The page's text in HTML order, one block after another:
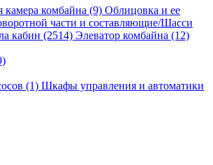
камера комбайна (9) Облицовка и ее
части и составляющие/Шасси
кабин (2514) Элеватор комбайна (12)
(1) Шкафы управления и автоматики